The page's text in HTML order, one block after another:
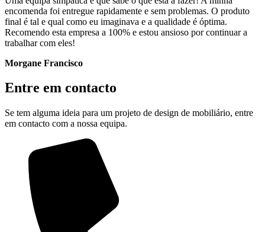
encomenda foi entregue rapidamente e sem problemas. O produto
final é tal e qual como eu imaginava e a qualidade é óptima.
Recomendo esta empresa a 100% e estou ansioso por continuar a
trabalhar com eles!
Morgane Francisco
Entre em contacto
Se tem alguma ideia para um projeto de design de mobiliário, entre
em contacto com a nossa equipa.